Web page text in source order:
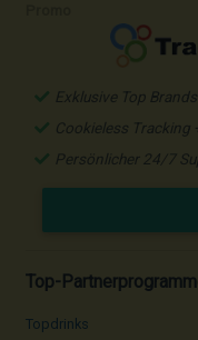
Exklusive Top
Cookieless Tracking
Persönlicher 24/7
Top-
Topdrinks